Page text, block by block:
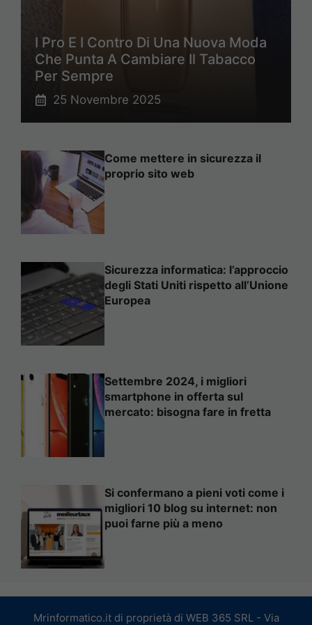
I Pro E I Contro Di Una Nuova Moda
Che Punta A Cambiare Il Tabacco
Per Sempre
25 Novembre 2025
Come mettere in sicurezza il
proprio sito web
Sicurezza informatica: l’approccio
degli Stati Uniti rispetto all’Unione
Europea
Settembre 2024, i migliori
smartphone in offerta sul
mercato: bisogna fare in fretta
Si confermano a pieni voti come i
migliori 10 blog su internet: non
puoi farne più a meno
Mrinformatico.it di proprietà di WEB 365 SRL - Via